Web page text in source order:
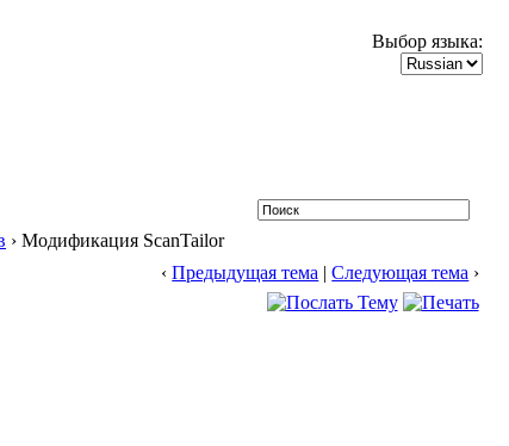
Выбор языка:
› Модификация ScanTailor
‹Предыдущая тема |Следующая тема ›